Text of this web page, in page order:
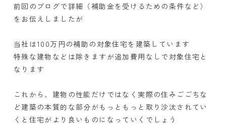
前回のブログで詳細（補助金を受けるための条件など）
をお伝えしましたが
当社は100万円の補助の対象住宅を建築しています
特殊な建物などは除きますが追加費用なしで対象住宅と
なります
これから、建物の性能だけではなく実際の住みごごちな
ど建築の本質的な部分がもっともっと取り沙汰されてい
くと住宅がより良いものになっていくでしょう